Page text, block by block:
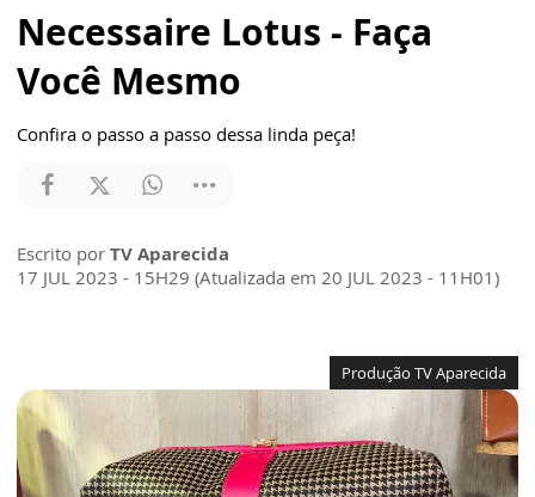
Necessaire Lotus - Faça
Você Mesmo
Confira o passo a passo dessa linda peça!
Escrito por TV Aparecida
17 JUL 2023 - 15H29 (Atualizada em 20 JUL 2023 - 11H01)
Produção TV Aparecida